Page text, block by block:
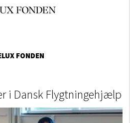
FONDEN
i Dansk Flygtningehjælp